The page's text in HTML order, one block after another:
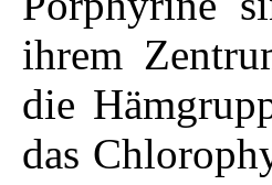
ihrem
die
das